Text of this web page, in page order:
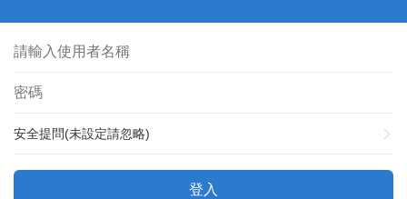
安全提問(未設定請忽略)
登入